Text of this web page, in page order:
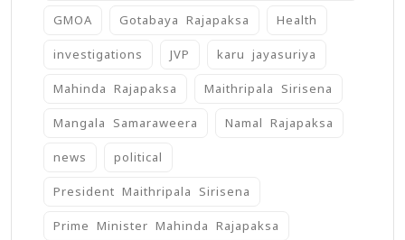
GMOA Gotabaya Rajapaksa Health
investigations JVP karu jayasuriya
Mahinda Rajapaksa Maithripala Sirisena
Mangala Samaraweera Namal Rajapaksa
news political
President Maithripala Sirisena
Prime Minister Mahinda Rajapaksa